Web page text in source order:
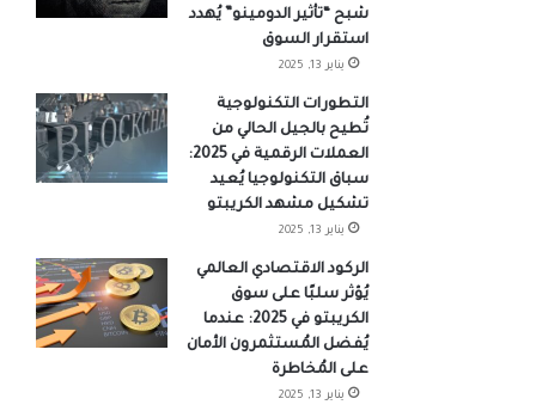
شبح “تأثير الدومينو” يُهدد
استقرار السوق
يناير 13, 2025
التطورات التكنولوجية
تُطيح بالجيل الحالي من
العملات الرقمية في 2025:
سباق التكنولوجيا يُعيد
تشكيل مشهد الكريبتو
يناير 13, 2025
الركود الاقتصادي العالمي
يُؤثر سلبًا على سوق
الكريبتو في 2025: عندما
يُفضل المُستثمرون الأمان
على المُخاطرة
يناير 13, 2025